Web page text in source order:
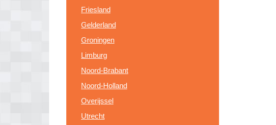
Friesland
Gelderland
Groningen
Limburg
Noord-Brabant
Noord-Holland
Overijssel
Utrecht